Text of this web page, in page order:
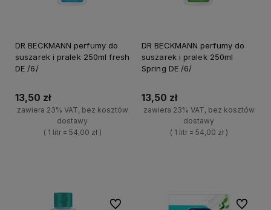
DR BECKMANN perfumy do
suszarek i pralek 250ml fresh
DE /6/
13,50 zł
zawiera 23% VAT, bez kosztów
dostawy
( 1 litr = 54,00 zł )
DR BECKMANN perfumy do
suszarek i pralek 250ml
Spring DE /6/
13,50 zł
zawiera 23% VAT, bez kosztów
dostawy
( 1 litr = 54,00 zł )
Do ulubionych Do